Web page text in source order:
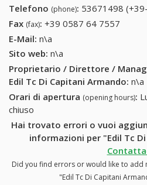
Telefono (phone): 53671498
Fax (fax): +39 0587 64 7557
E-Mail: n\a
Sito web: n\a
Proprietario / Direttore /
Edil Tc Di Capitani Armando: n\a
Orari di apertura (opening hours):
chiuso
Hai trovato errori o vuoi
informazioni per "Edil Tc
Did you find errors or would like to
"Edil Tc Di Capitani